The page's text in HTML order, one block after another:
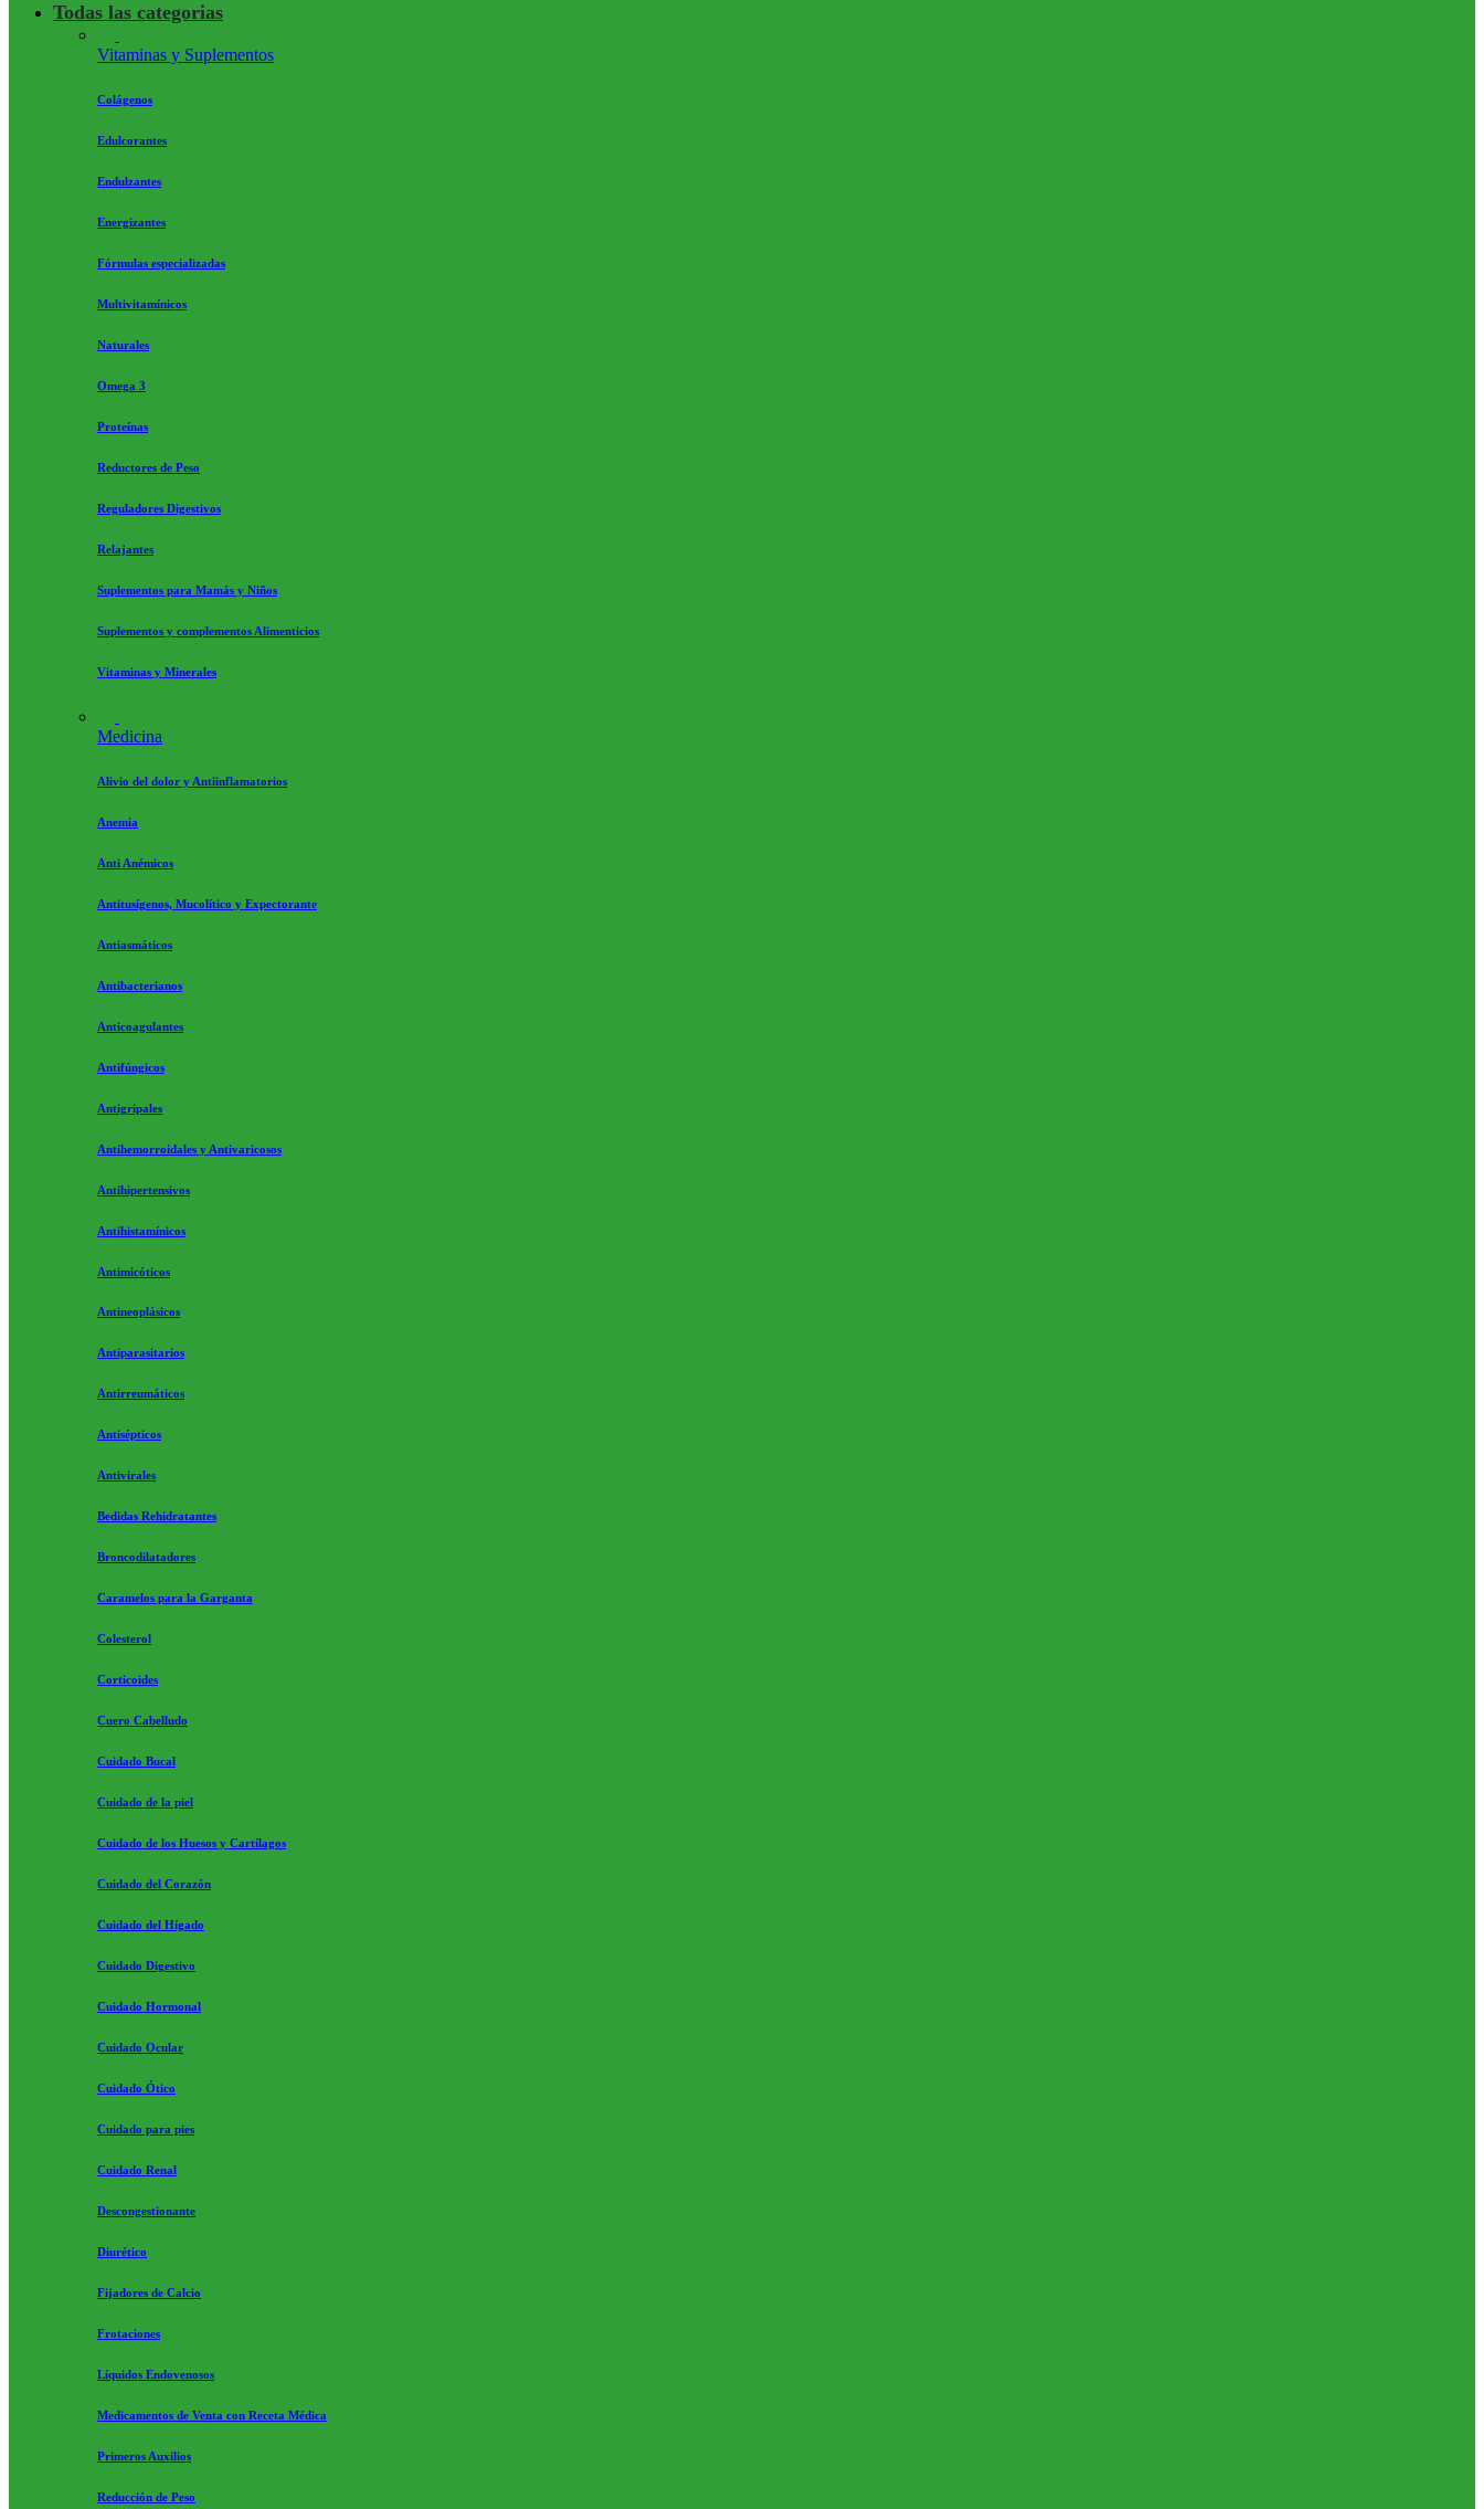
Todas las categorias
Vitaminas y Suplementos
Colágenos
Edulcorantes
Endulzantes
Energizantes
Fórmulas especializadas
Multivitamínicos
Naturales
Omega 3
Proteínas
Reductores de Peso
Reguladores Digestivos
Relajantes
Suplementos para Mamás y Niños
Suplementos y complementos Alimenticios
Vitaminas y Minerales
Medicina
Alivio del dolor y Antiinflamatorios
Anemia
Anti Anémicos
Antitusígenos, Mucolítico y Expectorante
Antiasmáticos
Antibacterianos
Anticoagulantes
Antifúngicos
Antigripales
Antihemorroidales y Antivaricosos
Antihipertensivos
Antihistamínicos
Antimicóticos
Antineoplásicos
Antiparasitarios
Antirreumáticos
Antisépticos
Antivirales
Bedidas Rehidratantes
Broncodilatadores
Caramelos para la Garganta
Colesterol
Corticoides
Cuero Cabelludo
Cuidado Bucal
Cuidado de la piel
Cuidado de los Huesos y Cartílagos
Cuidado del Corazón
Cuidado del Hígado
Cuidado Digestivo
Cuidado Hormonal
Cuidado Ocular
Cuidado Ótico
Cuidado para pies
Cuidado Renal
Descongestionante
Diurético
Fijadores de Calcio
Frotaciones
Líquidos Endovenosos
Medicamentos de Venta con Receta Médica
Primeros Auxilios
Reducción de Peso